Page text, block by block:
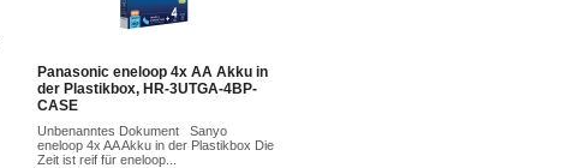
Panasonic eneloop 4x AA Akku in
der Plastikbox, HR-3UTGA-4BP-
CASE
Unbenanntes Dokument Sanyo
eneloop 4x AA Akku in der Plastikbox Die
Zeit ist reif für eneloop...